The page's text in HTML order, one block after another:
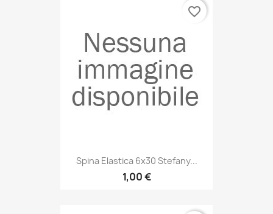
Spina Elastica 6x30 Stefany...
1,00 €
favorite_border